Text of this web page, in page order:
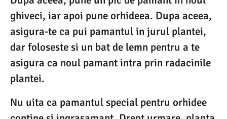
ghiveci, iar apoi pune orhideea. Dupa aceea,
asigura-te ca pui pamantul in jurul plantei,
dar foloseste si un bat de lemn pentru a te
asigura ca noul pamant intra prin radacinile
plantei.
Nu uita ca pamantul special pentru orhidee